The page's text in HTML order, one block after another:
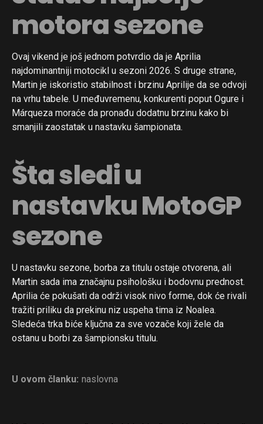
motora sezone
Ovaj vikend je još jednom potvrdio da je Aprilia
najdominantniji motocikl u sezoni 2026. S druge strane,
Martin je iskoristio stabilnost i brzinu Aprilije da se odvoji
na vrhu tabele. U međuvremenu, konkurenti poput Ogure i
Márqueza moraće da pronađu dodatnu brzinu kako bi
smanjili zaostatak u nastavku šampionata.
Šta sledi u
nastavku MotoGP
sezone
U nastavku sezone, borba za titulu ostaje otvorena, ali
Martin sada ima značajnu psihološku i bodovnu prednost.
Aprilia će pokušati da održi visok nivo forme, dok će rivali
tražiti priliku da prekinu niz uspeha tima iz Noalea.
Sledeća trka biće ključna za sve vozače koji žele da
ostanu u borbi za šampionsku titulu.
U ovom članku: naslovna